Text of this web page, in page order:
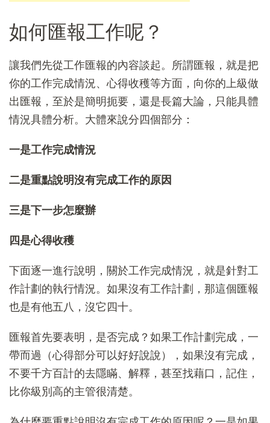
如何匯報工作呢？
讓我們先從工作匯報的內容談起。所謂匯報，就是把
你的工作完成情況、心得收穫等方面，向你的上級做
出匯報，至於是簡明扼要，還是長篇大論，只能具體
情況具體分析。大體來說分四個部分：
一是工作完成情況
二是重點說明沒有完成工作的原因
三是下一步怎麼辦
四是心得收穫
下面逐一進行說明，關於工作完成情況，就是針對工
作計劃的執行情況。如果沒有工作計劃，那這個匯報
也是有他五八，沒它四十。
匯報首先要表明，是否完成？如果工作計劃完成，一
帶而過（心得部分可以好好說說），如果沒有完成，
不要千方百計的去隱瞞、解釋，甚至找藉口，記住，
比你級別高的主管很清楚。